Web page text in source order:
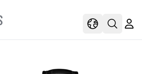
viewOpen